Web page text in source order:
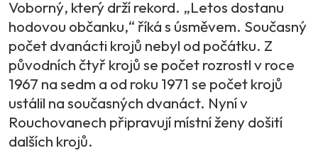
Voborný, který drží rekord. „Letos dostanu
hodovou občanku,“ říká s úsměvem. Současný
počet dvanácti krojů nebyl od počátku. Z
původních čtyř krojů se počet rozrostl v roce
1967 na sedm a od roku 1971 se počet krojů
ustálil na současných dvanáct. Nyní v
Rouchovanech připravují místní ženy došití
dalších krojů.